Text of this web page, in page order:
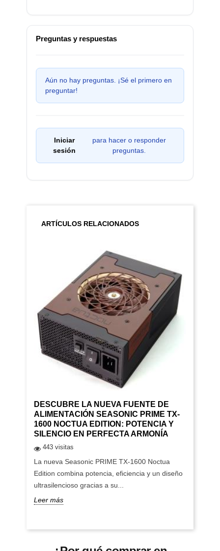
Preguntas y respuestas
Aún no hay preguntas. ¡Sé el primero en
preguntar!
Iniciar
sesión
para hacer o responder
preguntas.
ARTÍCULOS RELACIONADOS
DESCUBRE LA NUEVA FUENTE DE
ALIMENTACIÓN SEASONIC PRIME TX-
1600 NOCTUA EDITION: POTENCIA Y
SILENCIO EN PERFECTA ARMONÍA
443 visitas
La nueva Seasonic PRIME TX-1600 Noctua
Edition combina potencia, eficiencia y un diseño
ultrasilencioso gracias a su...
Leer más